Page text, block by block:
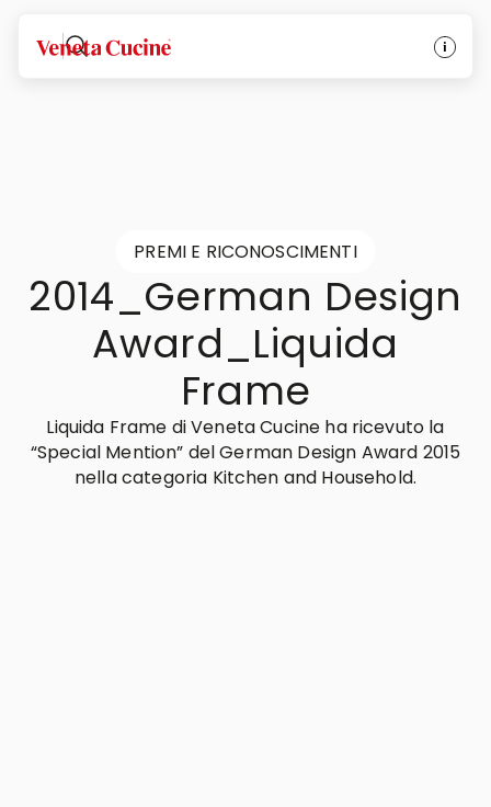
Veneta Cucine
PREMI E RICONOSCIMENTI
2014_German Design
Award_Liquida
Frame
Liquida Frame di Veneta Cucine ha ricevuto la
“Special Mention” del German Design Award 2015
nella categoria Kitchen and Household.